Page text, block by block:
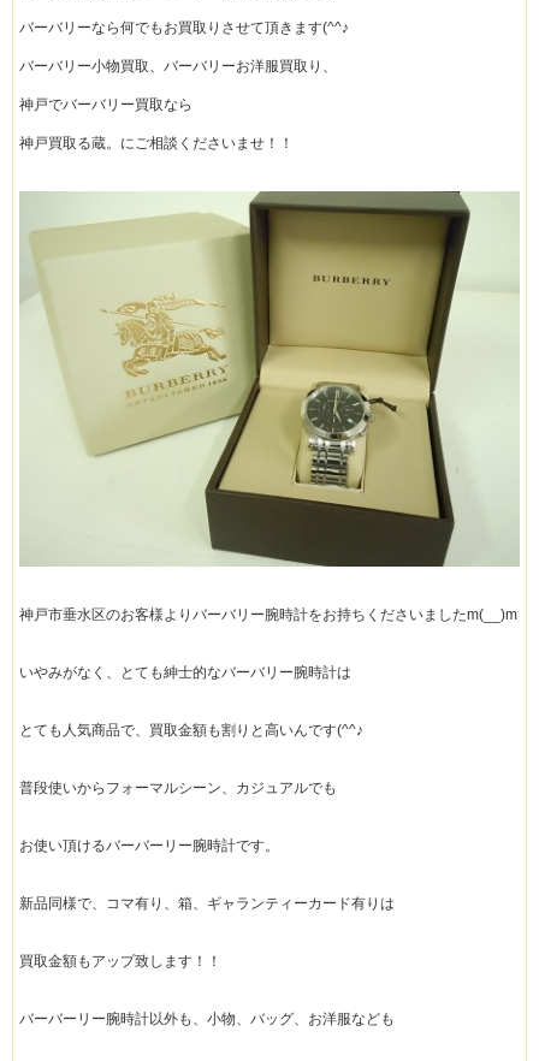
バーバリーなら何でもお買取りさせて頂きます(^^♪
バーバリー小物買取、バーバリーお洋服買取り、
神戸でバーバリー買取なら
神戸買取る蔵。にご相談くださいませ！！
神戸市垂水区のお客様よりバーバリー腕時計をお持ちくださいましたm(__)m
いやみがなく、とても紳士的なバーバリー腕時計は
とても人気商品で、買取金額も割りと高いんです(^^♪
普段使いからフォーマルシーン、カジュアルでも
お使い頂けるバーバーリー腕時計です。
新品同様で、コマ有り、箱、ギャランティーカード有りは
買取金額もアップ致します！！
バーバーリー腕時計以外も、小物、バッグ、お洋服なども